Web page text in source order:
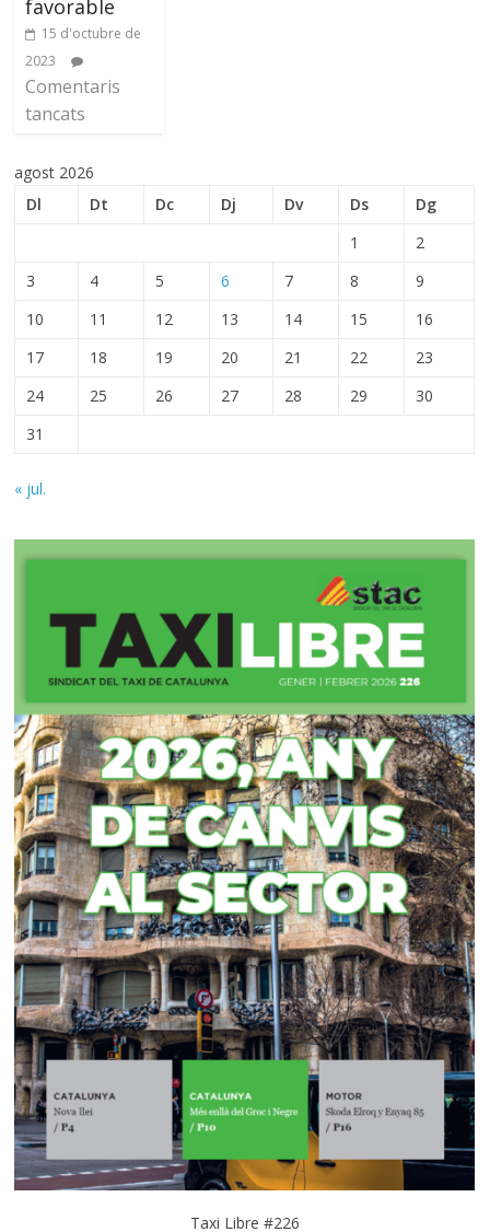
favorable
15 d'octubre de
2023
Comentaris
tancats
agost 2026
Dl
Dt Dc Dj Dv Ds
Dg
1
2
3
4 5 6 7 8
9
10
11 12 13 14 15
16
17
18 19 20 21 22
23
24
25 26 27 28 29
30
31
« jul.
Taxi Libre #226